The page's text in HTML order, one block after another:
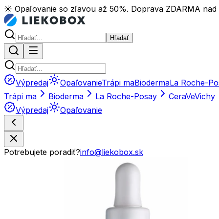
☀️ Opaľovanie so zľavou až 50%. Doprava ZDARMA
Hľadať
Výpredaj OpaľovanieTrápi maBiodermaLa Roche-
Trápi ma
Bioderma La Roche-Posay CeraVeVichy
Výpredaj
Opaľovanie
Potrebujete poradiť?info@liekobox.sk